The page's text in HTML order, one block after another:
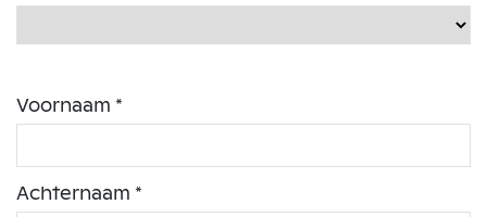
Voornaam *
Achternaam *